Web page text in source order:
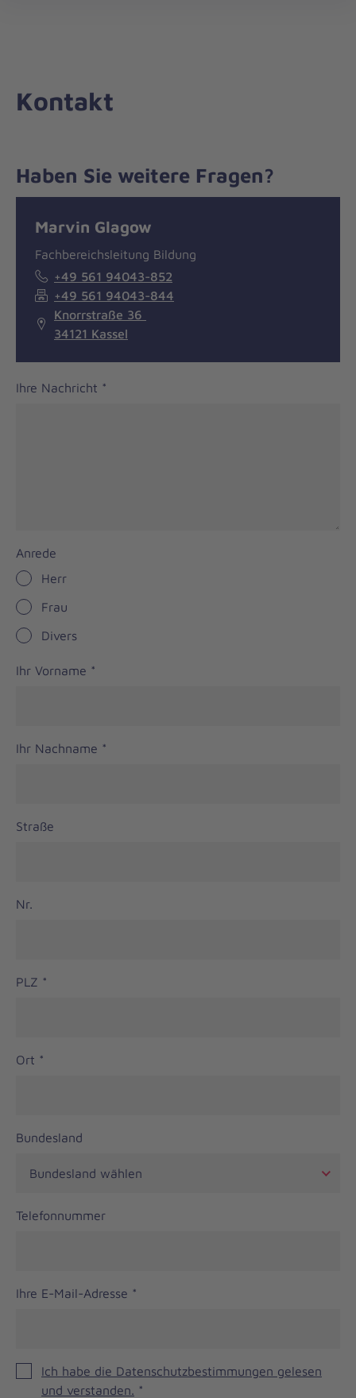
zum
Kontakt
Haben Sie weitere Fragen?
Marvin Glagow
Fachbereichsleitung Bildung
+49 561 94043-852
+49 561 94043-844
Knorrstraße 36
34121 Kassel
Ihre Nachricht *
Anrede
Herr
Frau
Divers
Ihr Vorname *
Ihr Nachname *
Straße
Nr.
PLZ *
Ort *
Bundesland
Telefonnummer
Ihre E-Mail-Adresse *
Ich habe die Datenschutzbestimmungen gelesen
und verstanden. *